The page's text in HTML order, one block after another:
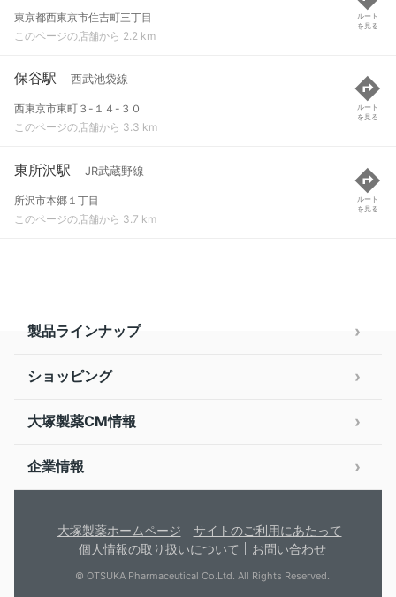
東京都西東京市住吉町三丁目
このページの店舗から 2.2 km
ルート
を見る
保谷駅 西武池袋線
西東京市東町３-１４-３０
このページの店舗から 3.3 km
ルート
を見る
東所沢駅 JR武蔵野線
所沢市本郷１丁目
このページの店舗から 3.7 km
ルート
を見る
製品ラインナップ
ショッピング
大塚製薬CM情報
企業情報
大塚製薬ホームページ
サイトのご利用にあたって
個人情報の取り扱いについて
お問い合わせ
© OTSUKA Pharmaceutical Co.Ltd. All Rights Reserved.